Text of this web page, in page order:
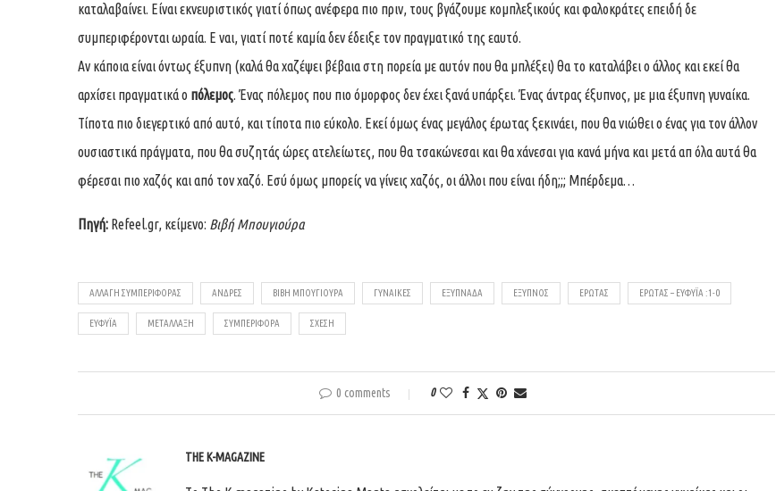
καταλαβαίνει. Είναι εκνευριστικός γιατί όπως ανέφερα πιο πριν, τους βγάζουμε κομπλεξικούς και φαλοκράτες επειδή δε
συμπεριφέρονται ωραία. Ε ναι, γιατί ποτέ καμία δεν έδειξε τον πραγματικό της εαυτό.
Αν κάποια είναι όντως έξυπνη (καλά θα χαζέψει βέβαια στη πορεία με αυτόν που θα μπλέξει) θα το καταλάβει ο άλλος και εκεί θα
αρχίσει πραγματικά ο πόλεμος. Ένας πόλεμος που πιο όμορφος δεν έχει ξανά υπάρξει. Ένας άντρας έξυπνος, με μια έξυπνη γυναίκα.
Τίποτα πιο διεγερτικό από αυτό, και τίποτα πιο εύκολο. Εκεί όμως ένας μεγάλος έρωτας ξεκινάει, που θα νιώθει ο ένας για τον άλλον
ουσιαστικά πράγματα, που θα συζητάς ώρες ατελείωτες, που θα τσακώνεσαι και θα χάνεσαι για κανά μήνα και μετά απ όλα αυτά θα
φέρεσαι πιο χαζός και από τον χαζό. Εσύ όμως μπορείς να γίνεις χαζός, οι άλλοι που είναι ήδη;;; Μπέρδεμα…
Πηγή: Refeel.gr, κείμενο: Βιβή Μπουγιούρα
ΑΛΛΑΓΉ ΣΥΜΠΕΡΙΦΟΡΆΣ ΆΝΔΡΕΣ ΒΙΒΉ ΜΠΟΥΓΙΟΎΡΑ ΓΥΝΑΊΚΕΣ ΕΞΥΠΝΆΔΑ ΈΞΥΠΝΟΣ ΈΡΩΤΑΣ ΈΡΩΤΑΣ – ΕΥΦΥΪ́Α :1-0
ΕΥΦΥΪ́Α ΜΕΤΑΛΛΑΞΗ ΣΥΜΠΕΡΙΦΟΡΆ ΣΧΈΣΗ
0 comments 0
THE K-MAGAZINE